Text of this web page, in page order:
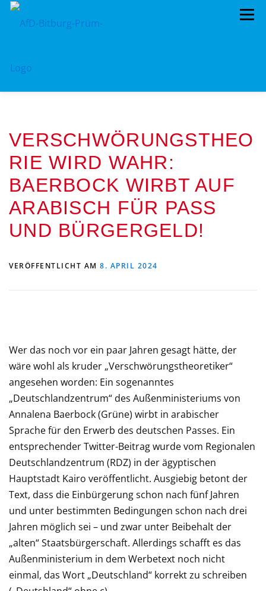
Zum
Inhalt
Menü
TERMINE KREISTAG AFD IM KREISTAG
BEITRAGSARCHIV MITMACHEN!
PROGRAMME DATENSCHUTZ IMPRESSUM
LANDRATSWAHL 2026
VERSCHWÖRUNGSTHEO
RIE WIRD WAHR:
BAERBOCK WIRBT AUF
ARABISCH FÜR PASS
UND BÜRGERGELD!
VERÖFFENTLICHT AM 8. APRIL 2024
Wer das noch vor ein paar Jahren gesagt hätte, der
wäre wohl als kruder „Verschwörungstheoretiker“
angesehen worden: Ein sogenanntes
„Deutschlandzentrum“ des Außenministeriums von
Annalena Baerbock (Grüne) wirbt in arabischer
Sprache für den Erwerb des deutschen Passes. Ein
entsprechender Twitter-Beitrag wurde vom Regionalen
Deutschlandzentrum (RDZ) in der ägyptischen
Hauptstadt Kairo veröffentlicht. Ausgiebig betont der
Text, dass die Einbürgerung schon nach fünf Jahren
und unter bestimmten Bedingungen schon nach drei
Jahren möglich sei – und zwar unter Beibehalt der
„alten“ Staatsbürgerschaft. Allerdings schafft es das
Außenministerium in dem Werbetext noch nicht
einmal, das Wort „Deutschland“ korrekt zu schreiben